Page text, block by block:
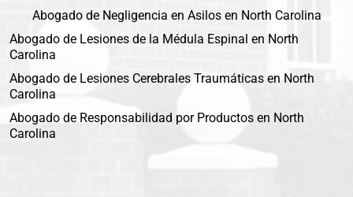
Abogado de Negligencia en Asilos en North Carolina
Abogado de Lesiones de la Médula Espinal en North
Carolina
Abogado de Lesiones Cerebrales Traumáticas en North
Carolina
Abogado de Responsabilidad por Productos en North
Carolina